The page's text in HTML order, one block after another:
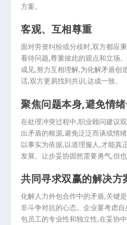
方案。
客观、互相尊重
面对劳资纠纷或分歧时,双方都应
看待问题,尊重彼此的观点和立场
成见,努力互相理解,为化解矛盾创
话,双方更易找到共识,达成一致。
聚焦问题本身,避免情
在处理冲突过程中,职业顾问建议
出矛盾的根源,避免泛泛而谈或情
以事实为依据,以道理服人,才能真
发展。让步妥协固然需要勇气,但
共同寻求双赢的解决方
化解人力外包合作中的矛盾,关键
非斗争对抗的心态。企业要考虑
包员工的专业性和独立性,在妥协